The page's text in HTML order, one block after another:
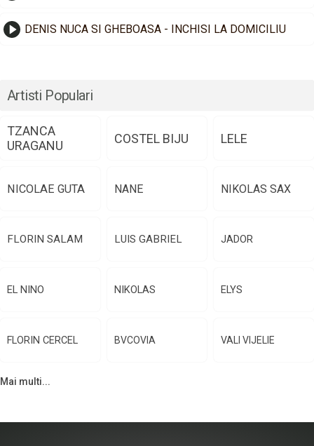
DENIS NUCA SI GHEBOASA - INCHISI LA DOMICILIU
Artisti Populari
TZANCA
URAGANU
COSTEL BIJU LELE
NICOLAE GUTA NANE NIKOLAS SAX
FLORIN SALAM LUIS GABRIEL JADOR
EL NINO NIKOLAS ELYS
FLORIN CERCEL BVCOVIA VALI VIJELIE
Mai multi...